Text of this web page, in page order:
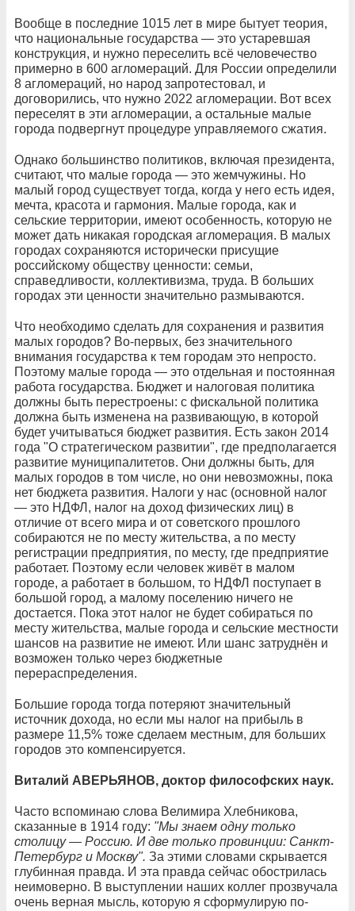
Вообще в последние 1015 лет в мире бытует теория,
что национальные государства — это устаревшая
конструкция, и нужно переселить всё человечество
примерно в 600 агломераций. Для России определили
8 агломераций, но народ запротестовал, и
договорились, что нужно 2022 агломерации. Вот всех
переселят в эти агломерации, а остальные малые
города подвергнут процедуре управляемого сжатия.
Однако большинство политиков, включая президента,
считают, что малые города — это жемчужины. Но
малый город существует тогда, когда у него есть идея,
мечта, красота и гармония. Малые города, как и
сельские территории, имеют особенность, которую не
может дать никакая городская агломерация. В малых
городах сохраняются исторически присущие
российскому обществу ценности: семьи,
справедливости, коллективизма, труда. В больших
городах эти ценности значительно размываются.
Что необходимо сделать для сохранения и развития
малых городов? Во-первых, без значительного
внимания государства к тем городам это непросто.
Поэтому малые города — это отдельная и постоянная
работа государства. Бюджет и налоговая политика
должны быть перестроены: с фискальной политика
должна быть изменена на развивающую, в которой
будет учитываться бюджет развития. Есть закон 2014
года "О стратегическом развитии", где предполагается
развитие муниципалитетов. Они должны быть, для
малых городов в том числе, но они невозможны, пока
нет бюджета развития. Налоги у нас (основной налог
— это НДФЛ, налог на доход физических лиц) в
отличие от всего мира и от советского прошлого
собираются не по месту жительства, а по месту
регистрации предприятия, по месту, где предприятие
работает. Поэтому если человек живёт в малом
городе, а работает в большом, то НДФЛ поступает в
большой город, а малому поселению ничего не
достается. Пока этот налог не будет собираться по
месту жительства, малые города и сельские местности
шансов на развитие не имеют. Или шанс затруднён и
возможен только через бюджетные
перераспределения.
Большие города тогда потеряют значительный
источник дохода, но если мы налог на прибыль в
размере 11,5% тоже сделаем местным, для больших
городов это компенсируется.
Виталий АВЕРЬЯНОВ, доктор философских наук.
Часто вспоминаю слова Велимира Хлебникова,
сказанные в 1914 году: "Мы знаем одну только
столицу — Россию. И две только провинции: Санкт-
Петербург и Москву". За этими словами скрывается
глубинная правда. И эта правда сейчас обострилась
неимоверно. В выступлении наших коллег прозвучала
очень верная мысль, которую я сформулирую по-